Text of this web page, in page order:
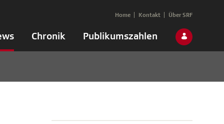
Chronik Publikumszahlen
Home Kontakt Über SRF